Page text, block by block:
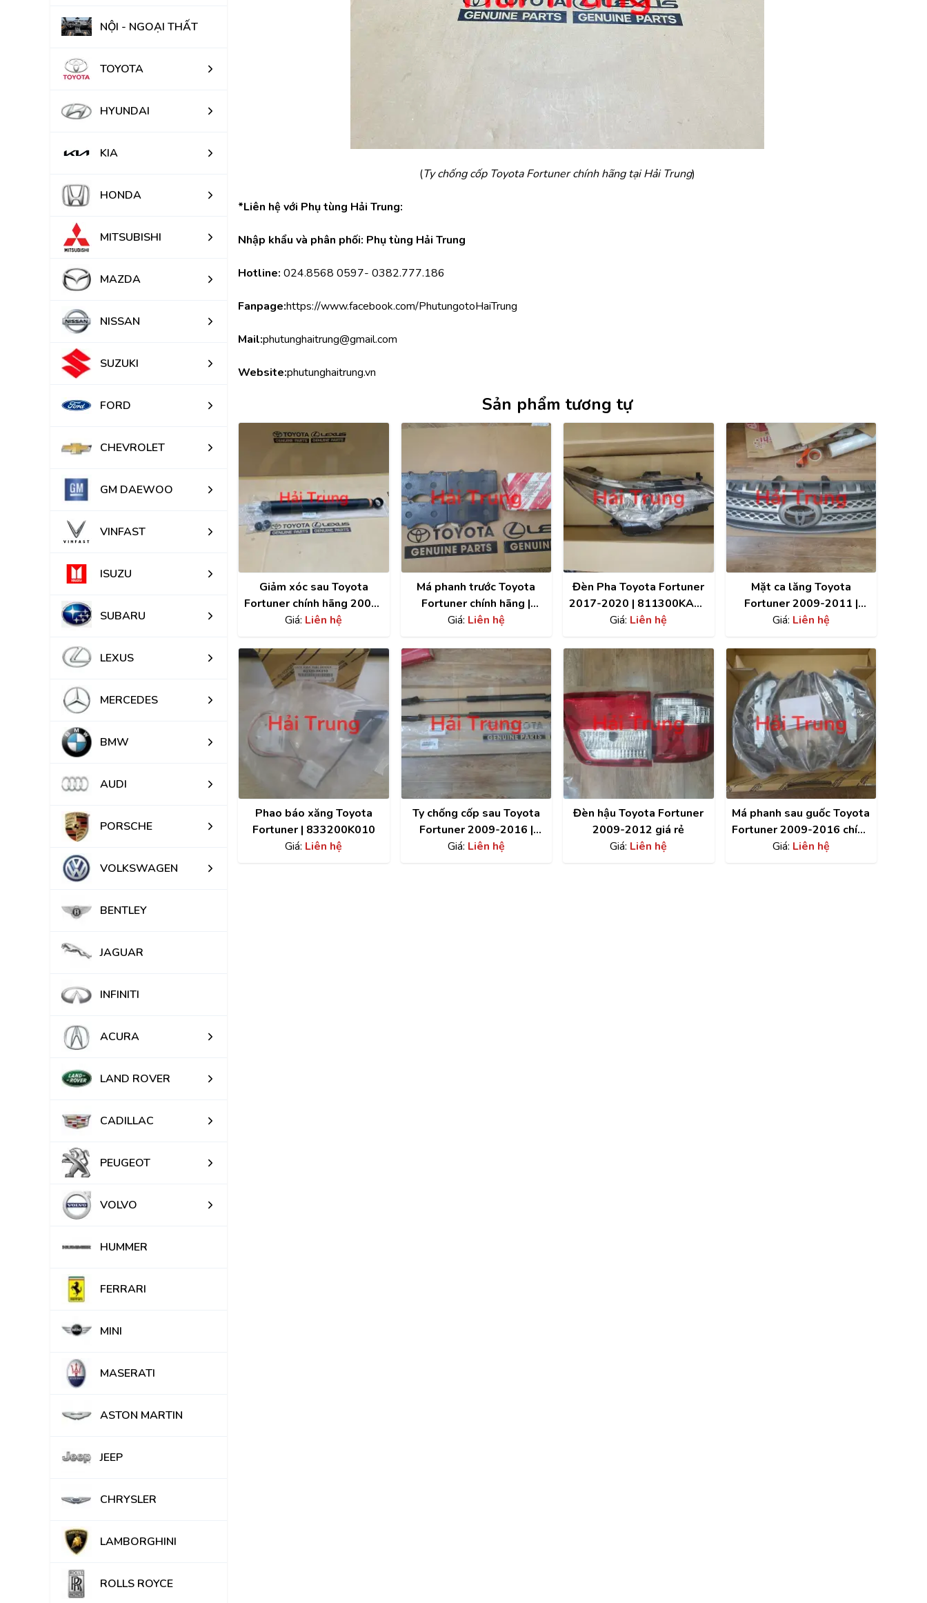
NỘI - NGOẠI THẤT
TOYOTA
HYUNDAI
KIA
HONDA
MITSUBISHI
MAZDA
NISSAN
SUZUKI
FORD
CHEVROLET
GM DAEWOO
VINFAST
ISUZU
SUBARU
LEXUS
MERCEDES
BMW
AUDI
PORSCHE
VOLKSWAGEN
BENTLEY
JAGUAR
INFINITI
ACURA
LAND ROVER
CADILLAC
PEUGEOT
VOLVO
HUMMER
FERRARI
MINI
MASERATI
ASTON MARTIN
JEEP
CHRYSLER
LAMBORGHINI
ROLLS ROYCE
(Ty chống cốp Toyota Fortuner chính hãng tại Hải Trung)
*Liên hệ với Phụ tùng Hải Trung:
Nhập khẩu và phân phối: Phụ tùng Hải Trung
Hotline: 024.8568 0597- 0382.777.186
Fanpage:https://www.facebook.com/PhutungotoHaiTrung
Mail:phutunghaitrung@gmail.com
Website:phutunghaitrung.vn
Sản phẩm tương tự
Giảm xóc sau Toyota
Fortuner chính hãng 2008-
2017 | 4853109800
Giá: Liên hệ
Má phanh trước Toyota
Fortuner chính hãng |
04465YZZQ7
Giá: Liên hệ
Đèn Pha Toyota Fortuner
2017-2020 | 811300KA80
811700KA80
Giá: Liên hệ
Mặt ca lăng Toyota
Fortuner 2009-2011 |
53111-0K290
Giá: Liên hệ
Phao báo xăng Toyota
Fortuner | 833200K010
Giá: Liên hệ
Ty chống cốp sau Toyota
Fortuner 2009-2016 |
689600K251
Giá: Liên hệ
Đèn hậu Toyota Fortuner
2009-2012 giá rẻ
Giá: Liên hệ
Má phanh sau guốc Toyota
Fortuner 2009-2016 chính
hãng | 04495-0K120
Giá: Liên hệ